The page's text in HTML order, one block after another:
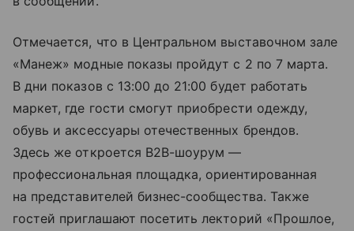
Отмечается, что в Центральном выставочном зале
«Манеж» модные показы пройдут с 2 по 7 марта.
В дни показов с 13:00 до 21:00 будет работать
маркет, где гости смогут приобрести одежду,
обувь и аксессуары отечественных брендов.
Здесь же откроется В2В-шоурум —
профессиональная площадка, ориентированная
на представителей бизнес-сообщества. Также
гостей приглашают посетить лекторий «Прошлое,